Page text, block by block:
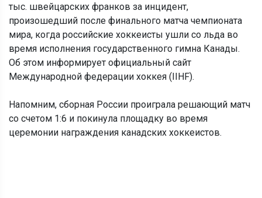
тыс. швейцарских франков за инцидент,
произошедший после финального матча чемпионата
мира, когда российские хоккеисты ушли со льда во
время исполнения государственного гимна Канады.
Об этом информирует официальный сайт
Международной федерации хоккея (IIHF).
Напомним, сборная России проиграла решающий матч
со счетом 1:6 и покинула площадку во время
церемонии награждения канадских хоккеистов.